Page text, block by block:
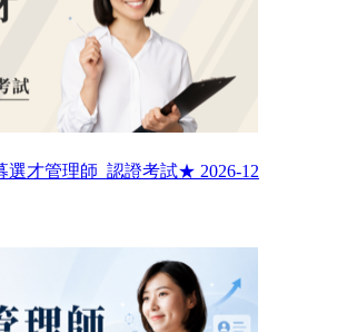
選才管理師_認證考試★ 2026-12